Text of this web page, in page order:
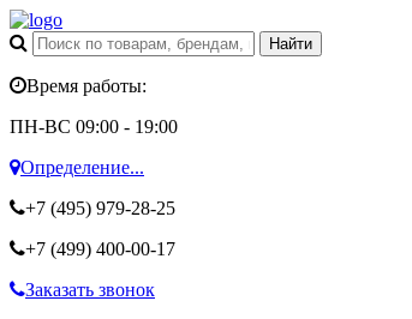
Время работы:
ПН-ВС 09:00 - 19:00
Определение...
+7 (495) 979-28-25
+7 (499) 400-00-17
Заказать звонок